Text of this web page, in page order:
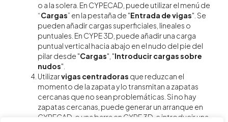
o a la solera. En CYPECAD, puede utilizar el menú de
“Cargas” en la pestaña de "Entrada de vigas". Se
pueden añadir cargas superficiales, lineales o
puntuales. En CYPE 3D, puede añadir una carga
puntual vertical hacia abajo en el nudo del pie del
pilar desde "Cargas", "Introducir cargas sobre
nudos".
Utilizarvigas centradoras que reduzcan el
momento de la zapata y lo transmitan a zapatas
cercanas que no sean problemáticas. Si no hay
zapatas cercanas, puede generar un arranque en
CYPECAD, o una barra en CYPE 3D, e introducir una